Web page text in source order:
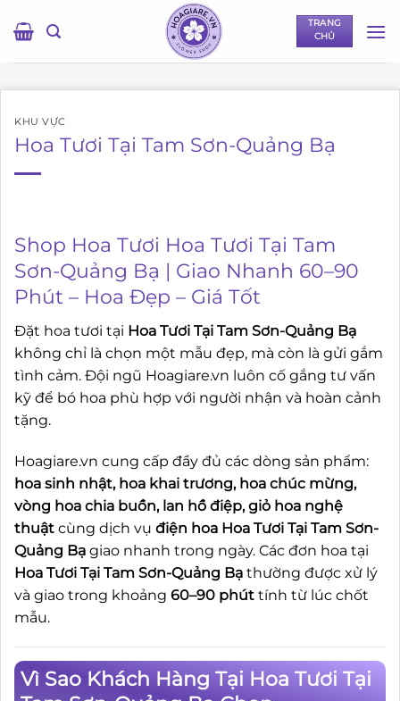
qua
TRANG
CHỦ
KHU VỰC
Hoa Tươi Tại Tam Sơn-Quảng Bạ
Shop Hoa Tươi Hoa Tươi Tại Tam
Sơn-Quảng Bạ | Giao Nhanh 60–90
Phút – Hoa Đẹp – Giá Tốt
Đặt hoa tươi tại Hoa Tươi Tại Tam Sơn-Quảng Bạ
không chỉ là chọn một mẫu đẹp, mà còn là gửi gắm
tình cảm. Đội ngũ Hoagiare.vn luôn cố gắng tư vấn
kỹ để bó hoa phù hợp với người nhận và hoàn cảnh
tặng.
Hoagiare.vn cung cấp đầy đủ các dòng sản phẩm:
hoa sinh nhật, hoa khai trương, hoa chúc mừng,
vòng hoa chia buồn, lan hồ điệp, giỏ hoa nghệ
thuật cùng dịch vụ điện hoa Hoa Tươi Tại Tam Sơn-
Quảng Bạ giao nhanh trong ngày. Các đơn hoa tại
Hoa Tươi Tại Tam Sơn-Quảng Bạ thường được xử lý
và giao trong khoảng 60–90 phút tính từ lúc chốt
mẫu.
Vì Sao Khách Hàng Tại Hoa Tươi Tại